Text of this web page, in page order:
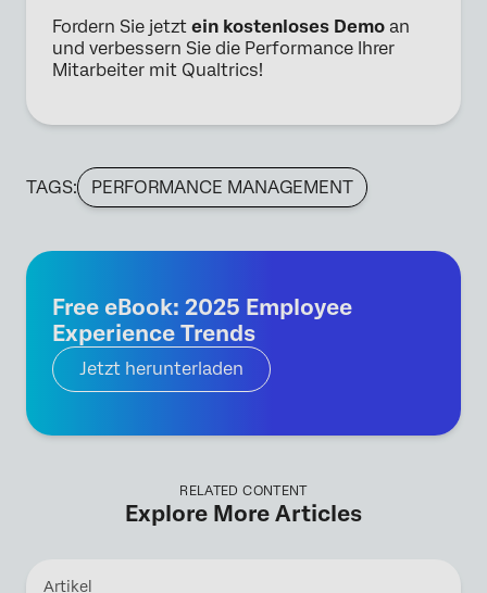
Fordern Sie jetzt ein kostenloses Demo an
und verbessern Sie die Performance Ihrer
Mitarbeiter mit Qualtrics!
TAGS: PERFORMANCE MANAGEMENT
Free eBook: 2025 Employee
Experience Trends
Jetzt herunterladen
RELATED CONTENT
Explore More Articles
Artikel